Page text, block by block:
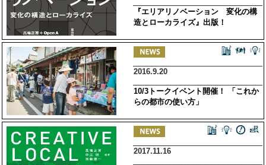
『エリアリノベーション 変化の構
造とローカライズ』出版！
2016.9.20
10/3トークイベント開催！ 「これか
らの都市の使い方」
2017.11.16